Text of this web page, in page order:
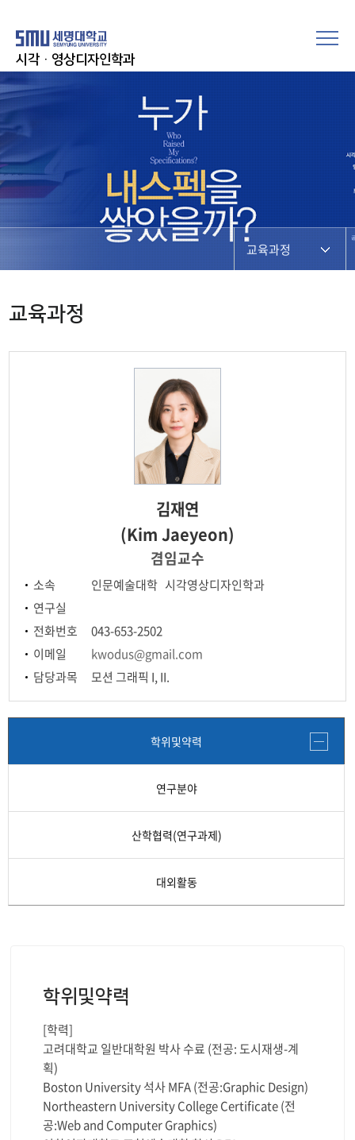
시각·영상디자인학과
교육과정
교육과정
김재연
(Kim Jaeyeon)
겸임교수
소속
인문예술대학 시각영상디자인학과
연구실
전화번호
043-653-2502
이메일
kwodus@gmail.com
담당과목
모션 그래픽 I, II.
학위및약력
연구분야
산학협력(연구과제)
대외활동
학위및약력
[학력]
고려대학교 일반대학원 박사 수료 (전공: 도시재생-계
획)
Boston University 석사 MFA (전공:Graphic Design)
Northeastern University College Certificate (전
공:Web and Computer Graphics)